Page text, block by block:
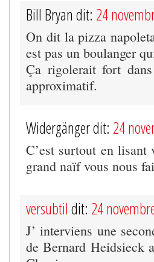
Bill Bryan dit: 24
On dit la pizza
est pas un boulanger
Ça rigolerait fort
approximatif.
Widergänger dit: 24
C’est surtout en
grand naïf vous nous
versubtil dit: 24
J’ interviens une
de Bernard Heidsieck